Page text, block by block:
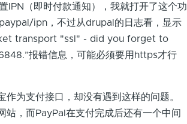
（即时付款通知），我就打开了这个功
ipn，不过从drupal的日志看，显示
transport "ssl" - did you forget to
报错信息，可能必须要用https才行
作为支付接口，却没有遇到这样的问题。
，而PayPal在支付完成后还有一个中间